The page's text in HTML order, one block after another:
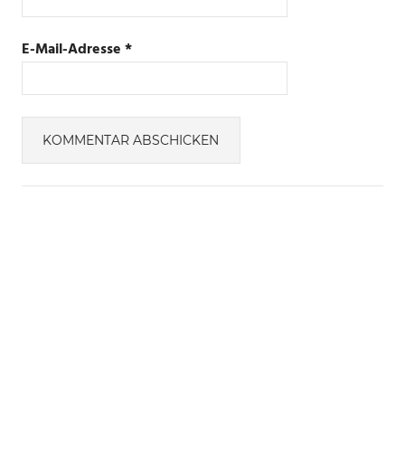
E-Mail-Adresse*